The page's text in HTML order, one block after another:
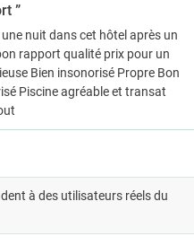
”
nuit dans cet hôtel après un
rapport qualité prix pour un
Bien insonorisé Propre Bon
Piscine agréable et transat
à des utilisateurs réels du